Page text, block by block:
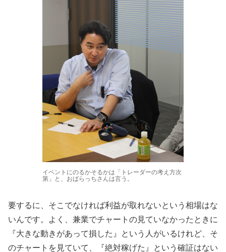
イベントにのるかそるかは「トレーダーの考え方次
第」と、おばらっちさんは言う。
要するに、そこでなければ利益が取れないという相場はな
いんです。よく、兼業でチャートの見ていなかったときに
『大きな動きがあって損した』という人がいるけれど、そ
のチャートを見ていて、『絶対稼げた』という確証はない